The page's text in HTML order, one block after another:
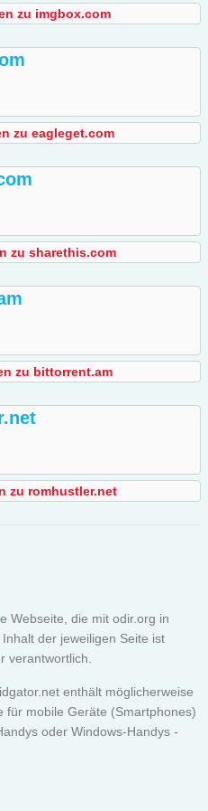
zu imgbox.com
zu eagleget.com
zu sharethis.com
zu bittorrent.am
zu romhustler.net
Webseite, die mit odir.org in
der jeweiligen Seite ist
verantwortlich.
enthält möglicherweise
für mobile Geräte (Smartphones)
oder Windows-Handys -